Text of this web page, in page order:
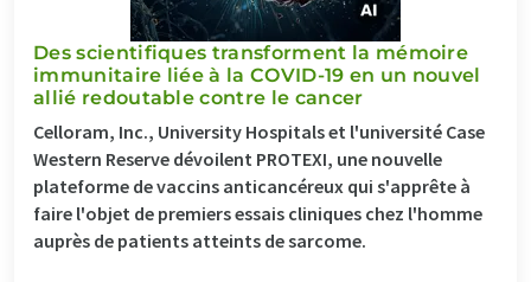
Des scientifiques transforment la mémoire
immunitaire liée à la COVID-19 en un nouvel
allié redoutable contre le cancer
Celloram, Inc., University Hospitals et l'université Case
Western Reserve dévoilent PROTEXI, une nouvelle
plateforme de vaccins anticancéreux qui s'apprête à
faire l'objet de premiers essais cliniques chez l'homme
auprès de patients atteints de sarcome.